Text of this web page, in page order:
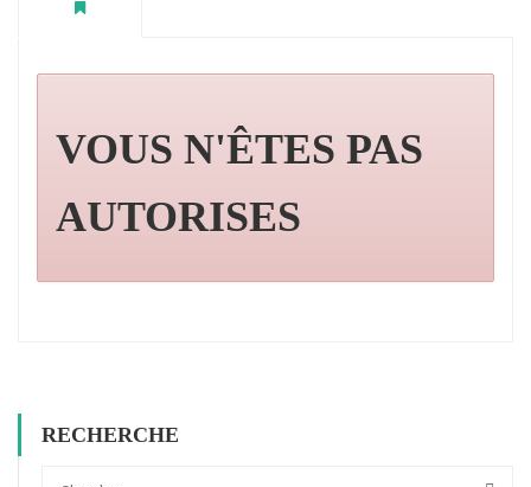
VOUS N'ÊTES PAS
AUTORISES
RECHERCHE